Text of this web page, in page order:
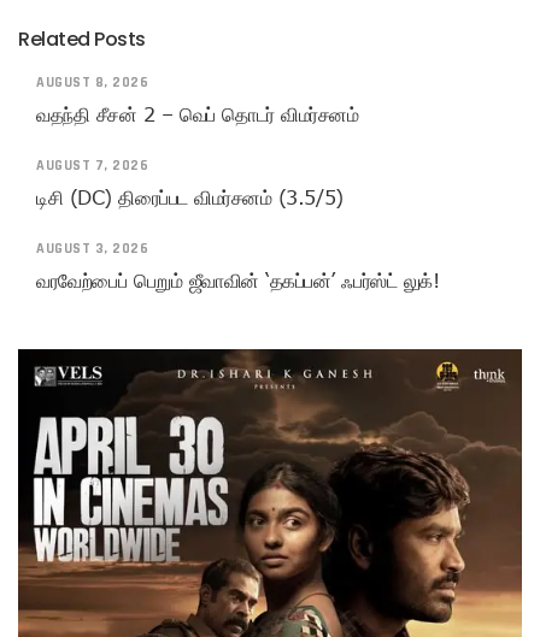
Related Posts
AUGUST 8, 2026
வதந்தி சீசன் 2 – வெப் தொடர் விமர்சனம்
AUGUST 7, 2026
டிசி (DC) திரைப்பட விமர்சனம் (3.5/5)
AUGUST 3, 2026
வரவேற்பைப் பெறும் ஜீவாவின் ‘தகப்பன்’ ஃபர்ஸ்ட் லுக்!